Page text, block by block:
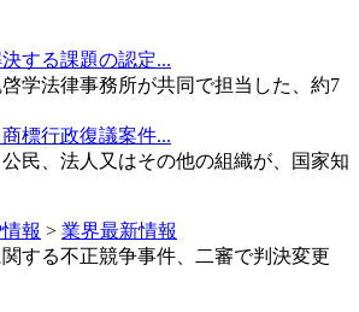
する課題の認定...
学法律事務所が共同で担当した、約7
標行政復議案件...
民、法人又はその他の組織が、国家知
報 > 業界最新情報
する不正競争事件、二審で判決変更